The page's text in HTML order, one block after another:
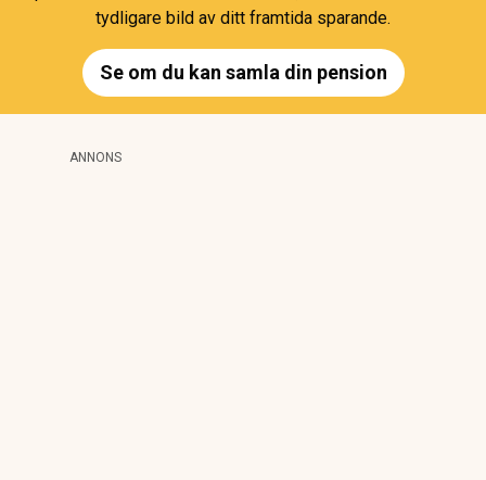
tydligare bild av ditt framtida sparande.
Se om du kan samla din pension
ANNONS